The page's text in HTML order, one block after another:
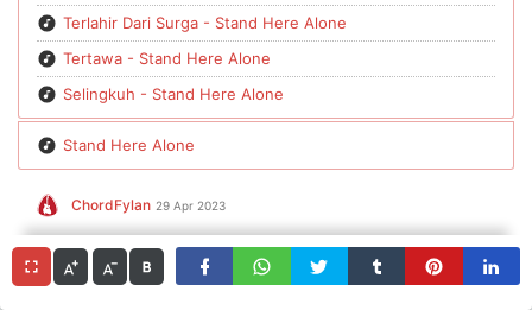
Terlahir Dari Surga - Stand Here Alone
Tertawa - Stand Here Alone
Selingkuh - Stand Here Alone
Stand Here Alone
ChordFylan 29 Apr 2023